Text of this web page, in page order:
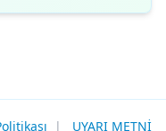
| UYARI METNİ